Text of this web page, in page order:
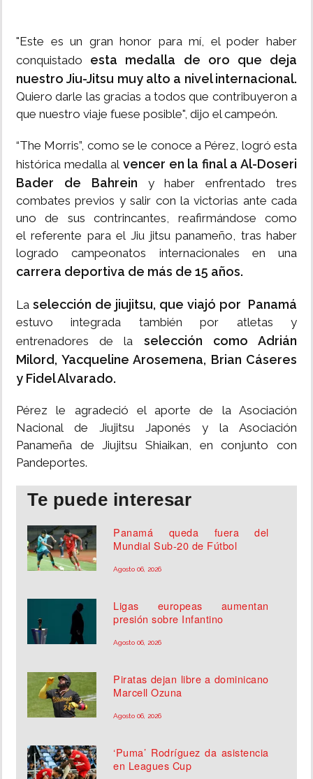
"Este es un gran honor para mí, el poder haber
conquistado esta medalla de oro que deja
nuestro Jiu-Jitsu muy alto a nivel internacional.
Quiero darle las gracias a todos que contribuyeron a
que nuestro viaje fuese posible", dijo el campeón.
“The Morris”, como se le conoce a Pérez, logró esta
histórica medalla al vencer en la final a Al-Doseri
Bader de Bahrein y haber enfrentado tres
combates previos y salir con la victorias ante cada
uno de sus contrincantes, reafirmándose como
el referente para el Jiu jitsu panameño, tras haber
logrado campeonatos internacionales en una
carrera deportiva de más de 15 años.
La selección de jiujitsu, que viajó por Panamá
estuvo integrada también por atletas y
entrenadores de la selección como Adrián
Milord, Yacqueline Arosemena, Brian Cáseres
y Fidel Alvarado.
Pérez le agradeció el aporte de la Asociación
Nacional de Jiujitsu Japonés y la Asociación
Panameña de Jiujitsu Shiaikan, en conjunto con
Pandeportes.
Te puede interesar
Panamá queda fuera del
Mundial Sub-20 de Fútbol
Agosto 06, 2026
Ligas europeas aumentan
presión sobre Infantino
Agosto 06, 2026
Piratas dejan libre a dominicano
Marcell Ozuna
Agosto 06, 2026
‘Puma’ Rodríguez da asistencia
en Leagues Cup